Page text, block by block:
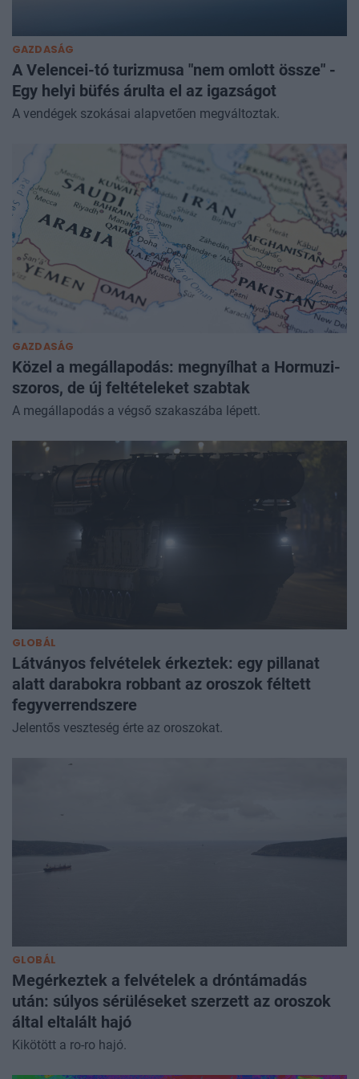
GAZDASÁG
A Velencei-tó turizmusa "nem omlott össze" -
Egy helyi büfés árulta el az igazságot
A vendégek szokásai alapvetően megváltoztak.
GAZDASÁG
Közel a megállapodás: megnyílhat a Hormuzi-
szoros, de új feltételeket szabtak
A megállapodás a végső szakaszába lépett.
GLOBÁL
Látványos felvételek érkeztek: egy pillanat
alatt darabokra robbant az oroszok féltett
fegyverrendszere
Jelentős veszteség érte az oroszokat.
GLOBÁL
Megérkeztek a felvételek a dróntámadás
után: súlyos sérüléseket szerzett az oroszok
által eltalált hajó
Kikötött a ro-ro hajó.